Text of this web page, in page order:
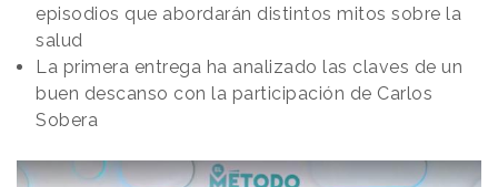
episodios que abordarán distintos mitos sobre la
salud
La primera entrega ha analizado las claves de un
buen descanso con la participación de Carlos
Sobera